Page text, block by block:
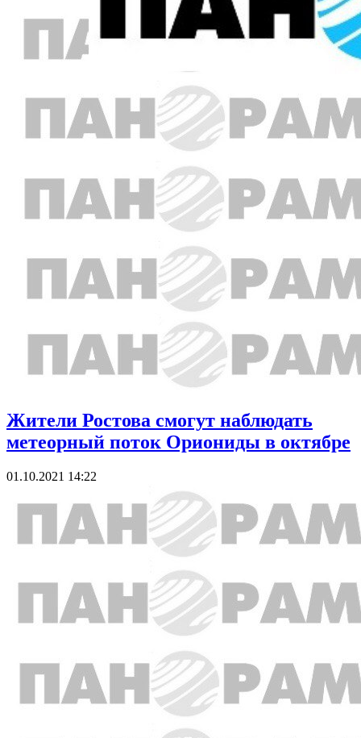
Жители Ростова смогут наблюдать
метеорный поток Ориониды в октябре
01.10.2021 14:22